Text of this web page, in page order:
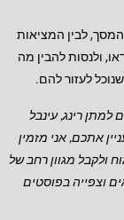
המסך, לבין המציאות
ולנסות להבין מה
לעזור להם.
למתן רינג, עינבל
אתכם, אני מזמין
ולקבל מגוון רחב של
וצפייה בפוסטים